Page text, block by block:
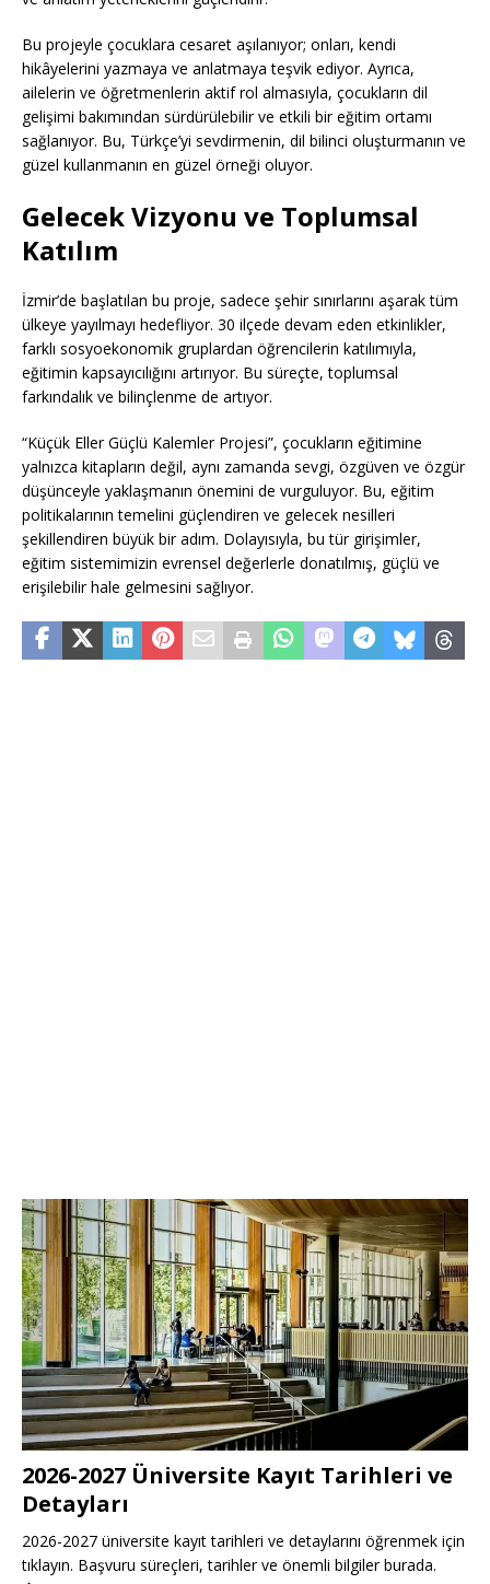
Bu projeyle çocuklara cesaret aşılanıyor; onları, kendi
hikâyelerini yazmaya ve anlatmaya teşvik ediyor. Ayrıca,
ailelerin ve öğretmenlerin aktif rol almasıyla, çocukların dil
gelişimi bakımından sürdürülebilir ve etkili bir eğitim ortamı
sağlanıyor. Bu, Türkçe’yi sevdirmenin, dil bilinci oluşturmanın ve
güzel kullanmanın en güzel örneği oluyor.
Gelecek Vizyonu ve Toplumsal
Katılım
İzmir’de başlatılan bu proje, sadece şehir sınırlarını aşarak tüm
ülkeye yayılmayı hedefliyor. 30 ilçede devam eden etkinlikler,
farklı sosyoekonomik gruplardan öğrencilerin katılımıyla,
eğitimin kapsayıcılığını artırıyor. Bu süreçte, toplumsal
farkındalık ve bilinçlenme de artıyor.
“Küçük Eller Güçlü Kalemler Projesi”, çocukların eğitimine
yalnızca kitapların değil, aynı zamanda sevgi, özgüven ve özgür
düşünceyle yaklaşmanın önemini de vurguluyor. Bu, eğitim
politikalarının temelini güçlendiren ve gelecek nesilleri
şekillendiren büyük bir adım. Dolayısıyla, bu tür girişimler,
eğitim sistemimizin evrensel değerlerle donatılmış, güçlü ve
erişilebilir hale gelmesini sağlıyor.
2026-2027 Üniversite Kayıt Tarihleri ve
Detayları
2026-2027 üniversite kayıt tarihleri ve detaylarını öğrenmek için
tıklayın. Başvuru süreçleri, tarihler ve önemli bilgiler burada.